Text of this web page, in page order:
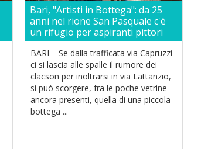
Bari, "Artisti in Bottega": da 25
anni nel rione San Pasquale c'è
un rifugio per aspiranti pittori
BARI – Se dalla trafficata via Capruzzi
ci si lascia alle spalle il rumore dei
clacson per inoltrarsi in via Lattanzio,
si può scorgere, fra le poche vetrine
ancora presenti, quella di una piccola
bottega ...